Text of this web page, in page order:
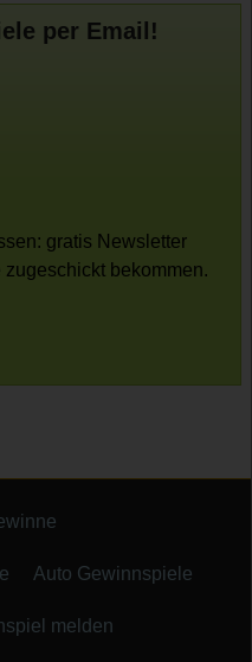
per Email!
gratis Newsletter
bekommen.
Auto Gewinnspiele
melden